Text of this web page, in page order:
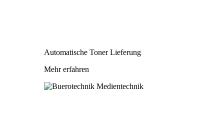
Automatische Toner Lieferung
Mehr erfahren